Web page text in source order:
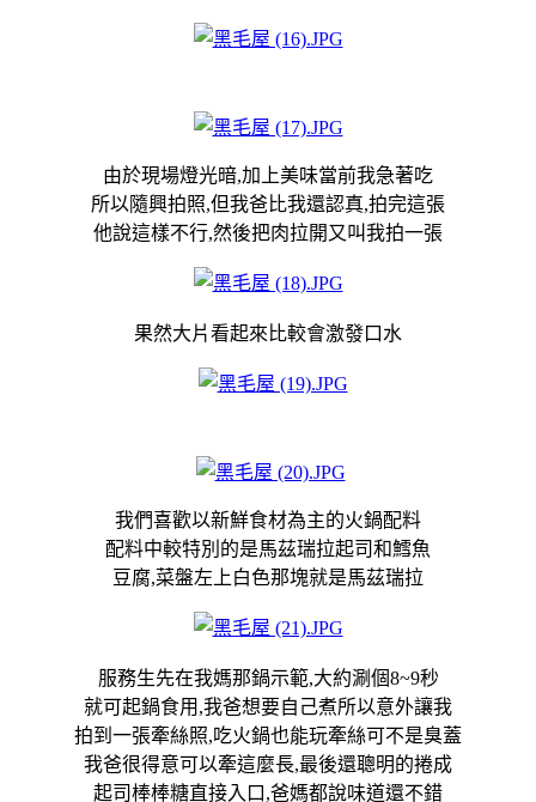
由於現場燈光暗,加上美味當前我急著吃
所以隨興拍照,但我爸比我還認真,拍完這張
他說這樣不行,然後把肉拉開又叫我拍一張
果然大片看起來比較會激發口水
我們喜歡以新鮮食材為主的火鍋配料
配料中較特別的是馬茲瑞拉起司和鱈魚
豆腐,菜盤左上白色那塊就是馬茲瑞拉
服務生先在我媽那鍋示範,大約涮個8~9秒
就可起鍋食用,我爸想要自己煮所以意外讓我
拍到一張牽絲照,吃火鍋也能玩牽絲可不是臭蓋
我爸很得意可以牽這麼長,最後還聰明的捲成
起司棒棒糖直接入口,爸媽都說味道還不錯